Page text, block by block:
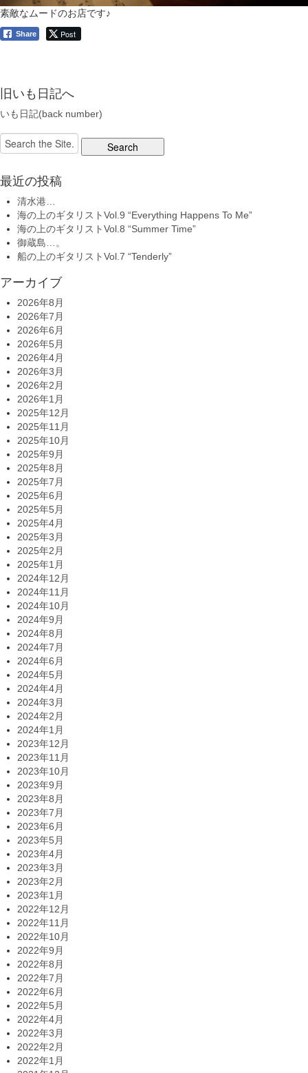
素敵なムードのお店です♪
Share Post
旧いも日記へ
いも日記(back number)
Search
for:
最近の投稿
清水港…
海の上のギタリストVol.9 “Everything Happens To Me”
海の上のギタリストVol.8 “Summer Time”
御蔵島…。
船の上のギタリストVol.7 “Tenderly”
アーカイブ
2026年8月
2026年7月
2026年6月
2026年5月
2026年4月
2026年3月
2026年2月
2026年1月
2025年12月
2025年11月
2025年10月
2025年9月
2025年8月
2025年7月
2025年6月
2025年5月
2025年4月
2025年3月
2025年2月
2025年1月
2024年12月
2024年11月
2024年10月
2024年9月
2024年8月
2024年7月
2024年6月
2024年5月
2024年4月
2024年3月
2024年2月
2024年1月
2023年12月
2023年11月
2023年10月
2023年9月
2023年8月
2023年7月
2023年6月
2023年5月
2023年4月
2023年3月
2023年2月
2023年1月
2022年12月
2022年11月
2022年10月
2022年9月
2022年8月
2022年7月
2022年6月
2022年5月
2022年4月
2022年3月
2022年2月
2022年1月